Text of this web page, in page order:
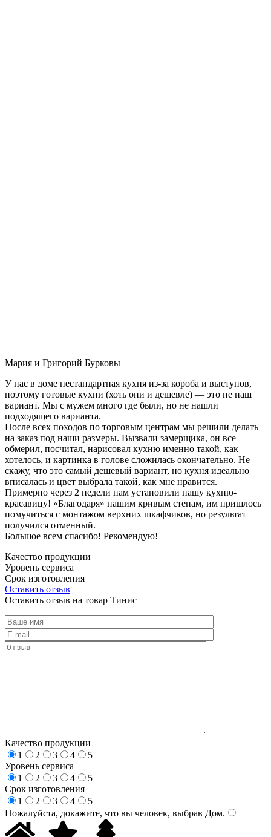
Мария и Григорий Бурковы
У нас в доме нестандартная кухня из-за короба и выступов,
поэтому готовые кухни (хоть они и дешевле) — это не наш
вариант. Мы с мужем много где были, но не нашли
подходящего варианта.
После всех походов по торговым центрам мы решили делать
на заказ под наши размеры. Вызвали замерщика, он все
обмерил, посчитал, нарисовал кухню именно такой, как
хотелось, и картинка в голове сложилась окончательно. Не
скажу, что это самый дешевый вариант, но кухня идеально
вписалась и цвет выбрала такой, как мне нравится.
Примерно через 2 недели нам установили нашу кухню-
красавицу! «Благодаря» нашим кривым стенам, им пришлось
помучиться с монтажом верхних шкафчиков, но результат
получился отменный.
Большое всем спасибо! Рекомендую!
Качество продукции
Уровень сервиса
Срок изготовления
Оставить отзыв
Оставить отзыв на товар Тинис
Качество продукции
1
2 3 4
5
Уровень сервиса
1
2 3 4
5
Срок изготовления
1
2 3 4
5
Пожалуйста, докажите, что вы человек, выбрав Дом.